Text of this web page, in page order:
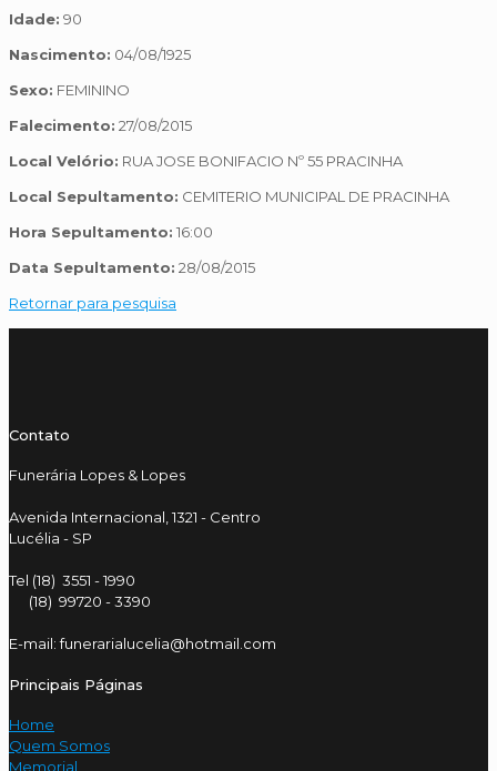
Idade: 90
Nascimento: 04/08/1925
Sexo: FEMININO
Falecimento: 27/08/2015
Local Velório: RUA JOSE BONIFACIO Nº 55 PRACINHA
Local Sepultamento: CEMITERIO MUNICIPAL DE PRACINHA
Hora Sepultamento: 16:00
Data Sepultamento: 28/08/2015
Retornar para pesquisa
Contato
Funerária Lopes & Lopes
Avenida Internacional, 1321 - Centro
Lucélia - SP
Tel (18) 3551 - 1990
(18) 99720 - 3390
E-mail: funerarialucelia@hotmail.com
Principais Páginas
Home
Quem Somos
Memorial